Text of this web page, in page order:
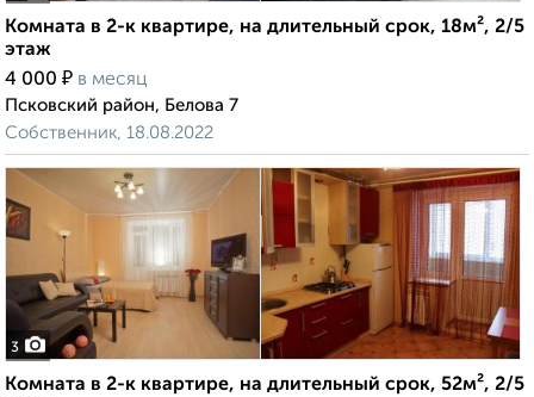
Комната в 2-к квартире, на длительный срок, 18м², 2/5
этаж
4 000 ₽ в месяц
Псковский район, Белова 7
Собственник, 18.08.2022
3
Комната в 2-к квартире, на длительный срок, 52м², 2/5